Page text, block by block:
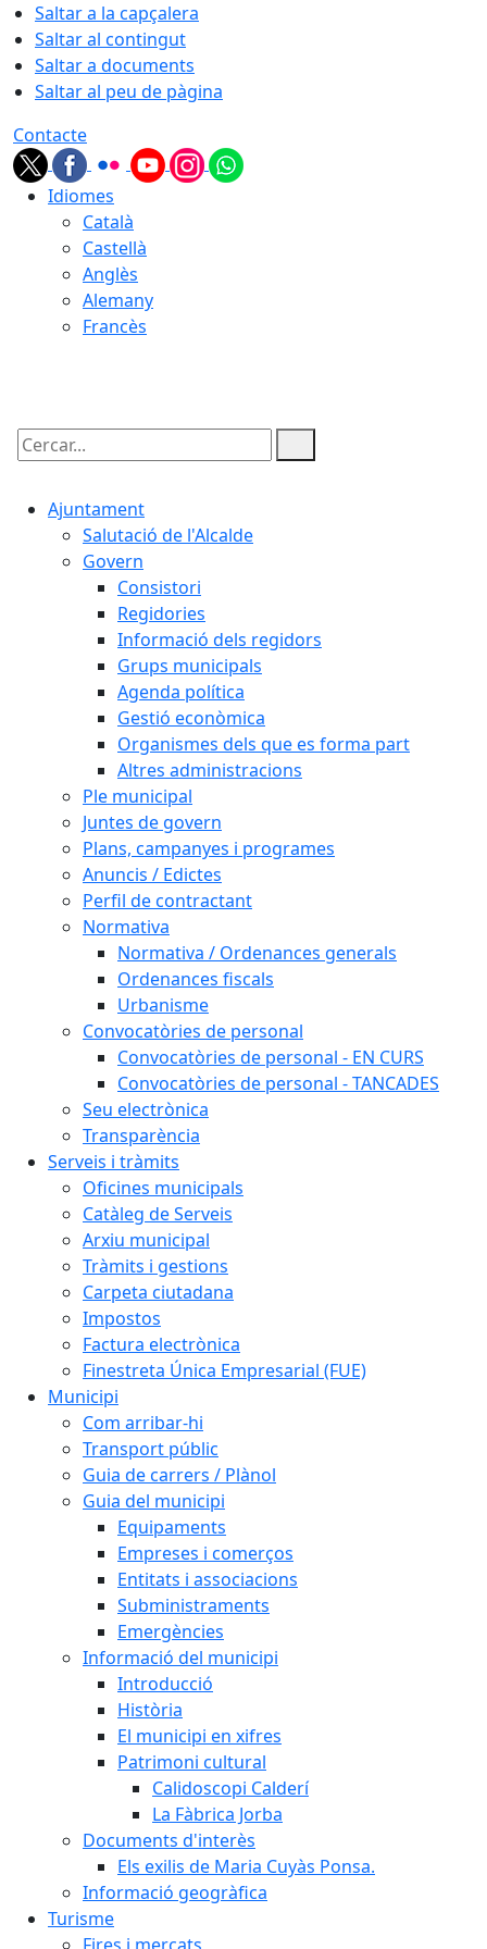
Saltar a la capçalera
Saltar al contingut
Saltar a documents
Saltar al peu de pàgina
Contacte
Idiomes
Català
Castellà
Anglès
Alemany
Francès
Cercar:
Ajuntament
Salutació de l'Alcalde
Govern
Consistori
Regidories
Informació dels regidors
Grups municipals
Agenda política
Gestió econòmica
Organismes dels que es forma part
Altres administracions
Ple municipal
Juntes de govern
Plans, campanyes i programes
Anuncis / Edictes
Perfil de contractant
Normativa
Normativa / Ordenances generals
Ordenances fiscals
Urbanisme
Convocatòries de personal
Convocatòries de personal - EN CURS
Convocatòries de personal - TANCADES
Seu electrònica
Transparència
Serveis i tràmits
Oficines municipals
Catàleg de Serveis
Arxiu municipal
Tràmits i gestions
Carpeta ciutadana
Impostos
Factura electrònica
Finestreta Única Empresarial (FUE)
Municipi
Com arribar-hi
Transport públic
Guia de carrers / Plànol
Guia del municipi
Equipaments
Empreses i comerços
Entitats i associacions
Subministraments
Emergències
Informació del municipi
Introducció
Història
El municipi en xifres
Patrimoni cultural
Calidoscopi Calderí
La Fàbrica Jorba
Documents d'interès
Els exilis de Maria Cuyàs Ponsa.
Informació geogràfica
Turisme